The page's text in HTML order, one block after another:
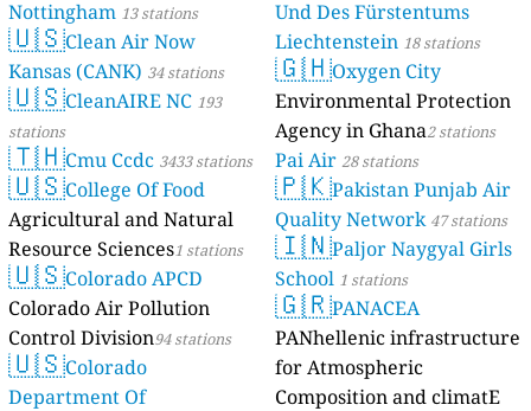
Nottingham 13 stations
🇺🇸Clean Air Now
Kansas (CANK) 34 stations
🇺🇸CleanAIRE NC 193
stations
🇹🇭Cmu Ccdc 3433 stations
🇺🇸College Of Food
Agricultural and Natural
Resource Sciences1 stations
🇺🇸Colorado APCD
Colorado Air Pollution
Control Division94 stations
🇺🇸Colorado
Department Of
Und Des Fürstentums
Liechtenstein 18 stations
🇬🇭Oxygen City
Environmental Protection
Agency in Ghana2 stations
Pai Air 28 stations
🇵🇰Pakistan Punjab Air
Quality Network 47 stations
🇮🇳Paljor Naygyal Girls
School 1 stations
🇬🇷PANACEA
PANhellenic infrastructure
for Atmospheric
Composition and climatE